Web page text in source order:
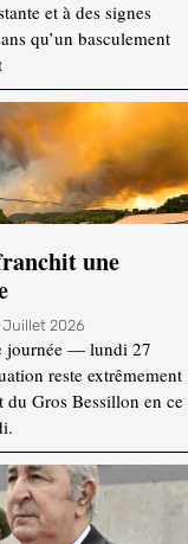
et à des signes
qu’un basculement
une
Juillet 2026
journée — lundi 27
reste extrêmement
du Gros Bessillon en ce